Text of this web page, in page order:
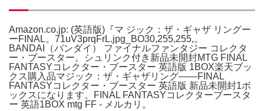
Amazon.co.jp: (英語版)『マ ジック：ザ・ギャザ リングー
ーFINAL。71uV3prqFrL.jpg_BO30,255,255,。
BANDAI（バンダイ） ファイナルファンタジー コレクタ
ー・ブースター。シュリンク付き新品未開封MTG FINAL
FANTASYコレクター・ブースター 英語版 1BOX楽天ブッ
クス購入品マジック：ザ・ギャザリング——FINAL
FANTASYコレクター・ブースター 英語版 新品未開封1ボ
ックスになります。FINAL FANTASYコレクターブースタ
ー 英語1BOX mtg FF - メルカリ。